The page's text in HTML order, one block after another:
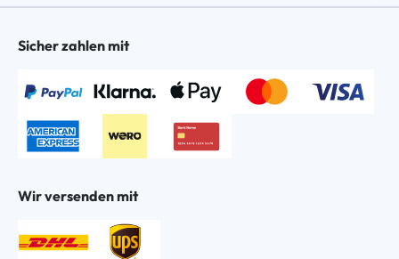
Sicher zahlen mit
Wir versenden mit